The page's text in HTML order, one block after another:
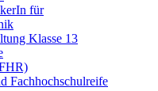
für
Klasse 13
Fachhochschulreife